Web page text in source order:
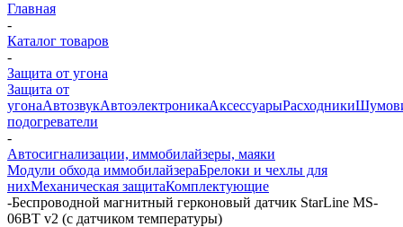
Главная
-
Каталог товаров
-
Защита от угона
Защита от
угонаАвтозвукАвтоэлектроникаАксессуарыРасходники
подогреватели
-
Автосигнализации, иммобилайзеры, маяки
Модули обхода иммобилайзераБрелоки и чехлы для
нихМеханическая защитаКомплектующие
-Беспроводной магнитный герконовый датчик StarLine MS-
06BT v2 (с датчиком температуры)